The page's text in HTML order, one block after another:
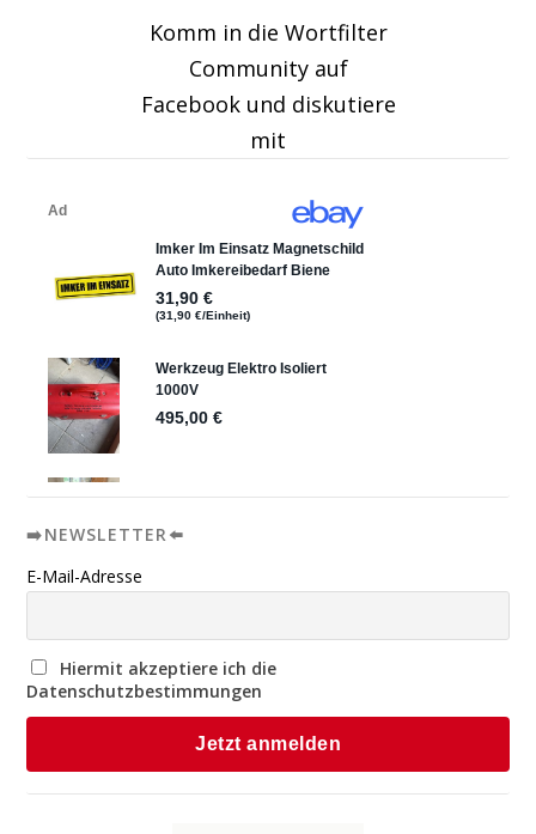
Komm in die Wortfilter
Community auf
Facebook und diskutiere
mit
➡️NEWSLETTER⬅️
E-Mail-Adresse
Hiermit akzeptiere ich die
Datenschutzbestimmungen